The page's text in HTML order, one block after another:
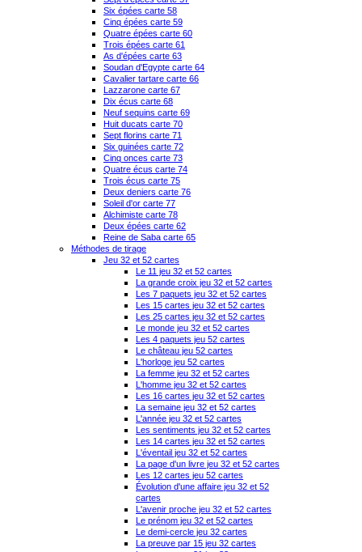
Six épées carte 58
Cinq épées carte 59
Quatre épées carte 60
Trois épées carte 61
As d'épées carte 63
Soudan d'Egypte carte 64
Cavalier tartare carte 66
Lazzarone carte 67
Dix écus carte 68
Neuf sequins carte 69
Huit ducats carte 70
Sept florins carte 71
Six guinées carte 72
Cinq onces carte 73
Quatre écus carte 74
Trois écus carte 75
Deux deniers carte 76
Soleil d'or carte 77
Alchimiste carte 78
Deux épées carte 62
Reine de Saba carte 65
Méthodes de tirage
Jeu 32 et 52 cartes
Le 11 jeu 32 et 52 cartes
La grande croix jeu 32 et 52 cartes
Les 7 paquets jeu 32 et 52 cartes
Les 15 cartes jeu 32 et 52 cartes
Les 25 cartes jeu 32 et 52 cartes
Le monde jeu 32 et 52 cartes
Les 4 paquets jeu 52 cartes
Le château jeu 52 cartes
L'horloge jeu 52 cartes
La femme jeu 32 et 52 cartes
L'homme jeu 32 et 52 cartes
Les 16 cartes jeu 32 et 52 cartes
La semaine jeu 32 et 52 cartes
L'année jeu 32 et 52 cartes
Les sentiments jeu 32 et 52 cartes
Les 14 cartes jeu 32 et 52 cartes
L'éventail jeu 32 et 52 cartes
La page d'un livre jeu 32 et 52 cartes
Les 12 cartes jeu 52 cartes
Évolution d'une affaire jeu 32 et 52
cartes
L'avenir proche jeu 32 et 52 cartes
Le prénom jeu 32 et 52 cartes
Le demi-cercle jeu 32 cartes
La preuve par 15 jeu 32 cartes